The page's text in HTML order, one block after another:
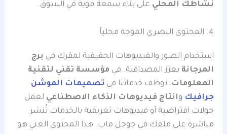
نشاطك المحلي على بناء سمعة قوية في السوق.
4. المحتوى البصري الموجه محلياً
استخدام الصور والفيديوهات الحقيقية لمقرك في برج
المرجانة يعزز المصداقية. في مؤسسة تقني لتقنية
المعلومات، نوظف خدماتنا في تصميمات الموشن
جرافيك وانتاج فيديوهات الذكاء الاصطناعي لعمل
جولات افتراضية أو فيديوهات تعريفية بالخدمات تُنشر
مباشرة على ملفك في جوجل ماب. هذا المحتوى الغني هو